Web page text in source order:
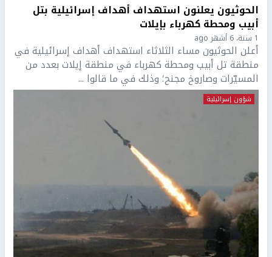
الحوثيون يعلنون استهداف أهداف إسرائيلية بتل
أبيب ومحطة كهرباء بإيلات
1 سنة، 6 أشهر ago
أعلن الحوثيون مساء الثلاثاء استهداف أهداف إسرائيلية في
منطقة تل أبيب ومحطة كهرباء في منطقة إيلات بعدد من
المسيّرات وصاروخ مجنح؛ وذلك في ما قالوا ...
شؤون إسرائيلية